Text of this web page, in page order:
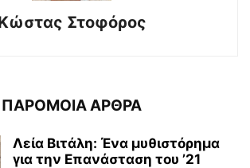
Στοφόρος
ΠΑΡΟΜΟΙΑ ΑΡΘΡΑ
Λεία Βιτάλη: Ένα μυθιστόρημα
για την Επανάσταση του ’21